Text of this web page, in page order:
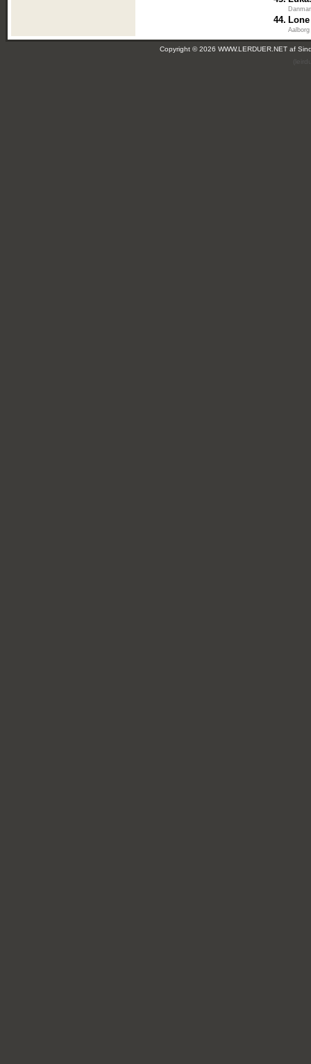
44.
Copyright © 2026 WWW.LERDUER.NET af